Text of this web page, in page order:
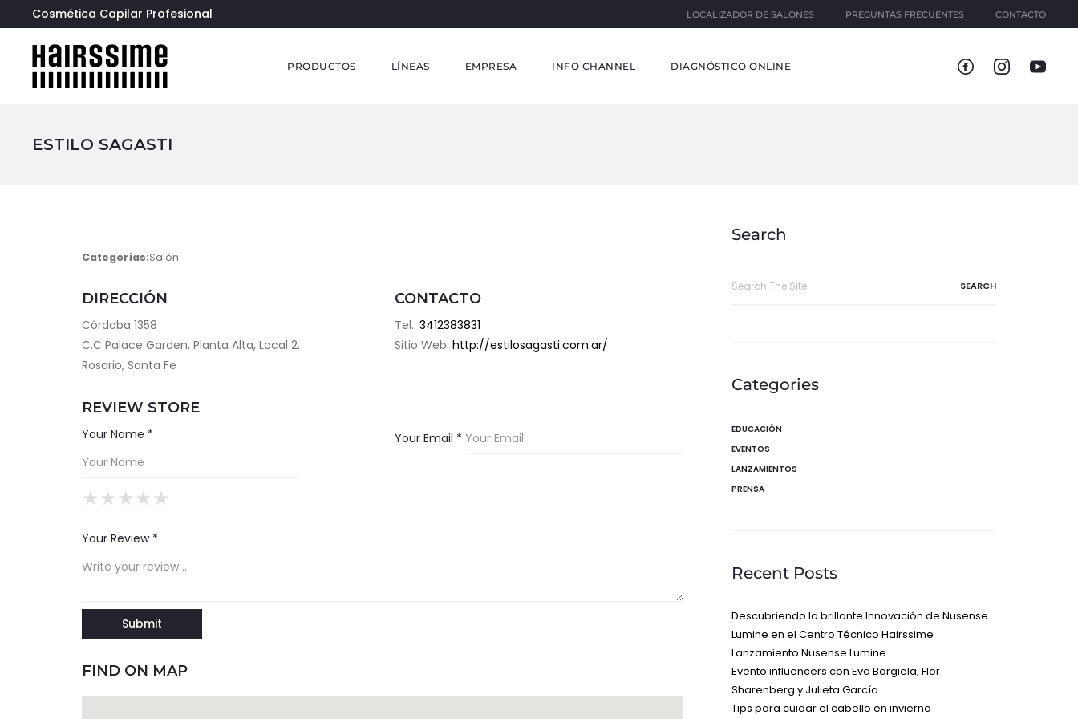
Cosmética Capilar Profesional LOCALIZADOR DE SALONES PREGUNTAS FRECUENTES CONTACTO
PRODUCTOS LÍNEAS EMPRESA INFO CHANNEL DIAGNÓSTICO ONLINE
ESTILO SAGASTI
Categorías:Salón
DIRECCIÓN
Córdoba 1358
C.C Palace Garden, Planta Alta, Local 2.
Rosario, Santa Fe
CONTACTO
Tel.: 3412383831
Sitio Web: http://estilosagasti.com.ar/
REVIEW STORE
Your Name * Your Email *
★
★★
★★★
★★★★
★★★★★
Your Review *
FIND ON MAP
Search
Categories
EDUCACIÓN
EVENTOS
LANZAMIENTOS
PRENSA
Recent Posts
Descubriendo la brillante Innovación de Nusense
Lumine en el Centro Técnico Hairssime
Lanzamiento Nusense Lumine
Evento influencers con Eva Bargiela, Flor
Sharenberg y Julieta García
Tips para cuidar el cabello en invierno